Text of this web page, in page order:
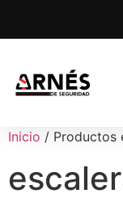
Inicio / Productos